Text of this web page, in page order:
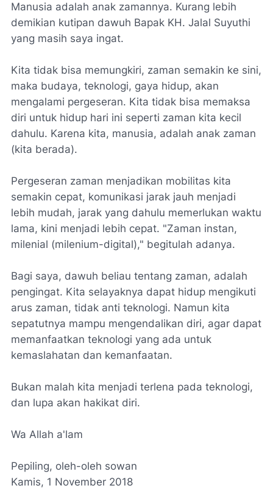
Manusia adalah anak zamannya. Kurang lebih
demikian kutipan dawuh Bapak KH. Jalal Suyuthi
yang masih saya ingat.
Kita tidak bisa memungkiri, zaman semakin ke sini,
maka budaya, teknologi, gaya hidup, akan
mengalami pergeseran. Kita tidak bisa memaksa
diri untuk hidup hari ini seperti zaman kita kecil
dahulu. Karena kita, manusia, adalah anak zaman
(kita berada).
Pergeseran zaman menjadikan mobilitas kita
semakin cepat, komunikasi jarak jauh menjadi
lebih mudah, jarak yang dahulu memerlukan waktu
lama, kini menjadi lebih cepat. "Zaman instan,
milenial (milenium-digital)," begitulah adanya.
Bagi saya, dawuh beliau tentang zaman, adalah
pengingat. Kita selayaknya dapat hidup mengikuti
arus zaman, tidak anti teknologi. Namun kita
sepatutnya mampu mengendalikan diri, agar dapat
memanfaatkan teknologi yang ada untuk
kemaslahatan dan kemanfaatan.
Bukan malah kita menjadi terlena pada teknologi,
dan lupa akan hakikat diri.
Wa Allah a'lam
Pepiling, oleh-oleh sowan
Kamis, 1 November 2018